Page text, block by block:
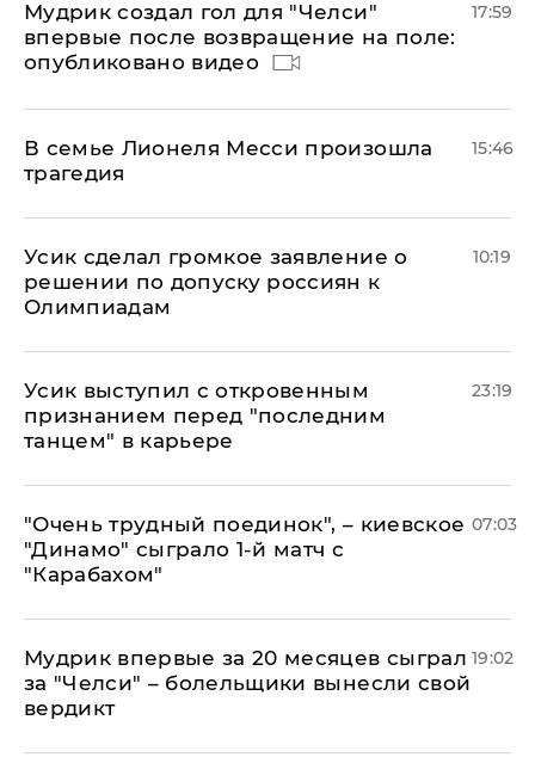
Мудрик создал гол для "Челси"
впервые после возвращение на поле:
опубликовано видео
17:59
В семье Лионеля Месси произошла
трагедия
15:46
Усик сделал громкое заявление о
решении по допуску россиян к
Олимпиадам
10:19
Усик выступил с откровенным
признанием перед "последним
танцем" в карьере
23:19
"Очень трудный поединок", – киевское
"Динамо" сыграло 1-й матч с
"Карабахом"
07:03
Мудрик впервые за 20 месяцев сыграл
за "Челси" – болельщики вынесли свой
вердикт
19:02